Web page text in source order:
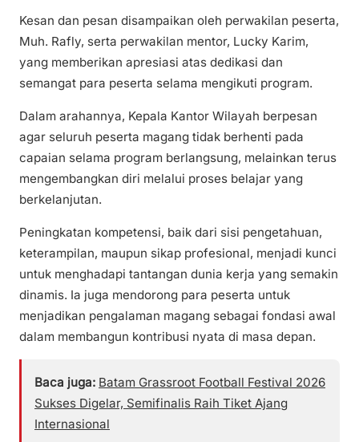
Kesan dan pesan disampaikan oleh perwakilan peserta,
Muh. Rafly, serta perwakilan mentor, Lucky Karim,
yang memberikan apresiasi atas dedikasi dan
semangat para peserta selama mengikuti program.
Dalam arahannya, Kepala Kantor Wilayah berpesan
agar seluruh peserta magang tidak berhenti pada
capaian selama program berlangsung, melainkan terus
mengembangkan diri melalui proses belajar yang
berkelanjutan.
Peningkatan kompetensi, baik dari sisi pengetahuan,
keterampilan, maupun sikap profesional, menjadi kunci
untuk menghadapi tantangan dunia kerja yang semakin
dinamis. Ia juga mendorong para peserta untuk
menjadikan pengalaman magang sebagai fondasi awal
dalam membangun kontribusi nyata di masa depan.
Baca juga: Batam Grassroot Football Festival 2026
Sukses Digelar, Semifinalis Raih Tiket Ajang
Internasional